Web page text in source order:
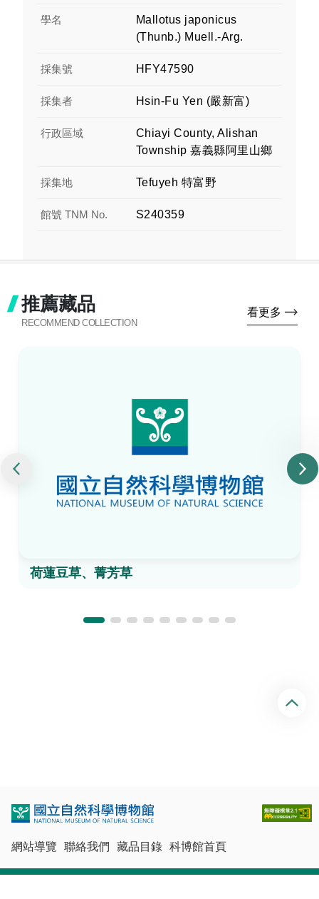
學名
Mallotus japonicus
(Thunb.) Muell.-Arg.
採集號 HFY47590
採集者 Hsin-Fu Yen (嚴新富)
行政區域
Chiayi County, Alishan
Township 嘉義縣阿里山鄉
採集地 Tefuyeh 特富野
館號 TNM No. S240359
推薦藏品
RECOMMEND COLLECTION
看更多
荷蓮豆草、菁芳草
網站導覽 聯絡我們 藏品目錄 科博館首頁
回
頂
端